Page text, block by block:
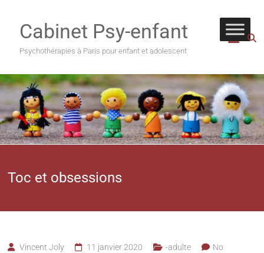
Cabinet Psy-enfant
Psychothérapies à Paris pour enfant et adolescent
Toc et obsessions
Vincent Joly 11 janvier 2020 -adulte
No